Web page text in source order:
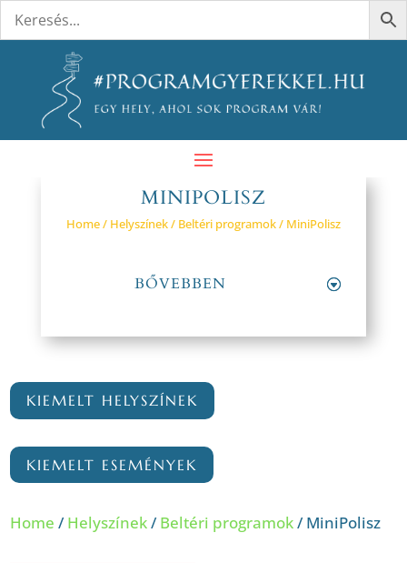
MINIPOLISZ
Home/ Helyszínek/ Beltéri programok/ MiniPolisz
BŐVEBBEN
KIEMELT HELYSZÍNEK
KIEMELT ESEMÉNYEK
Home / Helyszínek/ Beltéri programok/ MiniPolisz